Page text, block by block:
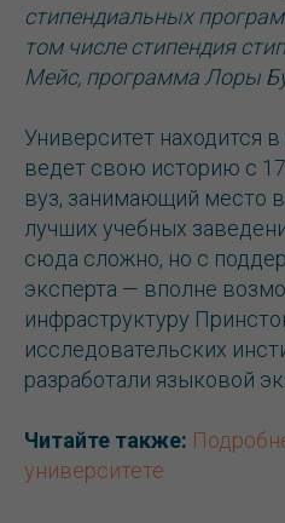
стипендиальных
том числе стипендия
Мейс, программа Лоры
Университет находится
ведет свою историю с
вуз, занимающий место
лучших учебных
сюда сложно, но с
эксперта — вполне
инфраструктуру
исследовательских
разработали языковой
Читайте также:
университете